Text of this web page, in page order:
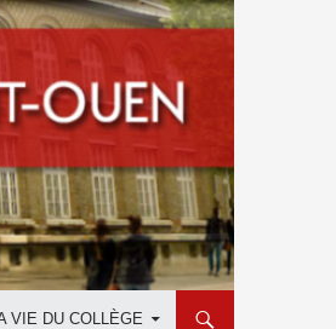
VIE DU COLLÈGE